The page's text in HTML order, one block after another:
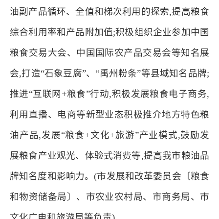
油副产品循环、全值和梯次利用的探索,提高粮食
综合利用率和产品附加值;积极组织企业参加中国
粮食交易大会、中国国际农产品交易会等知名展
会,打造“石象豆腐”、“禹州粉条”等县域知名品牌;
推进“互联网+粮食”行动,积极发展粮食电子商务,
利用直播、电商等新型业态积极推介地方特色粮
油产品,发展“粮食+文化+旅游”产业模式,鼓励发
展粮食产业观光、体验式消费等,提高我市粮油品
牌知名度和影响力。(市发展和改革委员会〔粮食
和物资储备局〕、市农业农村局、市商务局、市